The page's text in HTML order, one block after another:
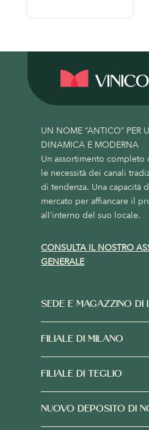
UN NOME “ANTICO” PER
DINAMICA E MODERNA
Un assortimento completo
le necessità dei canali
di tendenza. Una capacità
mercato per affiancare il
all’interno del suo locale.
CONSULTA IL NOSTRO
GENERALE
SEDE E MAGAZZINO DI
FILIALE DI MILANO
FILIALE DI TEGLIO
NUOVO DEPOSITO DI